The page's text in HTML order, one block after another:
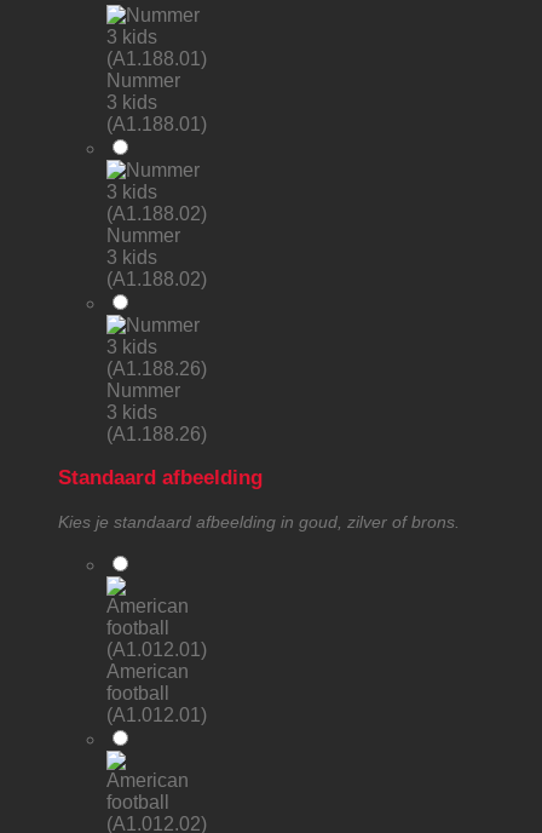
Nummer
3 kids
(A1.188.01)
Nummer
3 kids
(A1.188.02)
Nummer
3 kids
(A1.188.26)
Standaard afbeelding
Kies je standaard afbeelding in goud, zilver of brons.
American
football
(A1.012.01)